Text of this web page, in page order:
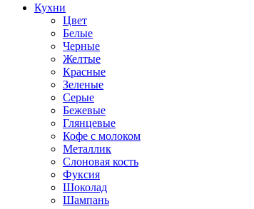
Кухни
Цвет
Белые
Черные
Желтые
Красные
Зеленые
Серые
Бежевые
Глянцевые
Кофе с молоком
Металлик
Слоновая кость
Фуксия
Шоколад
Шампань